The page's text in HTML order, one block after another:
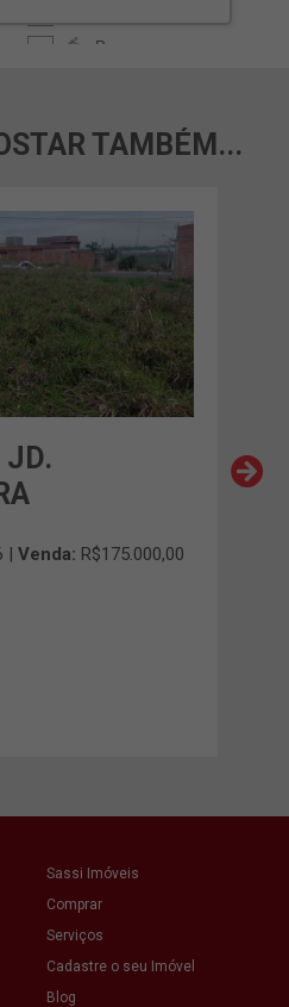
TAMBÉM...
JD.
| Venda: R$175.000,00
Sassi Imóveis
Comprar
Serviços
Cadastre o seu Imóvel
Blog